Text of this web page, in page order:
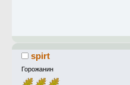
spirt
Горожанин